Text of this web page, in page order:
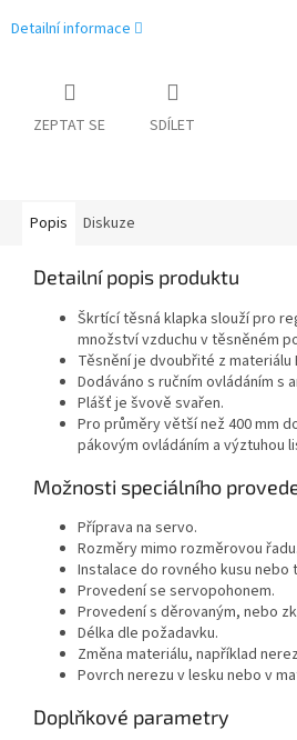
Detailní informace
ZEPTAT SE SDÍLET
Popis Diskuze
Detailní popis produktu
Škrtící těsná klapka slouží pro
množství vzduchu v těsněném
Těsnění je dvoubřité z materiálu
Dodáváno s ručním ovládáním s
Plášť je švově svařen.
Pro průměry větší než 400 mm
pákovým ovládáním a výztuhou
Možnosti speciálního
Příprava na servo.
Rozměry mimo rozměrovou řadu.
Instalace do rovného kusu nebo
Provedení se servopohonem.
Provedení s děrovaným, nebo
Délka dle požadavku.
Změna materiálu, například nerez
Povrch nerezu v lesku nebo v
Doplňkové parametry